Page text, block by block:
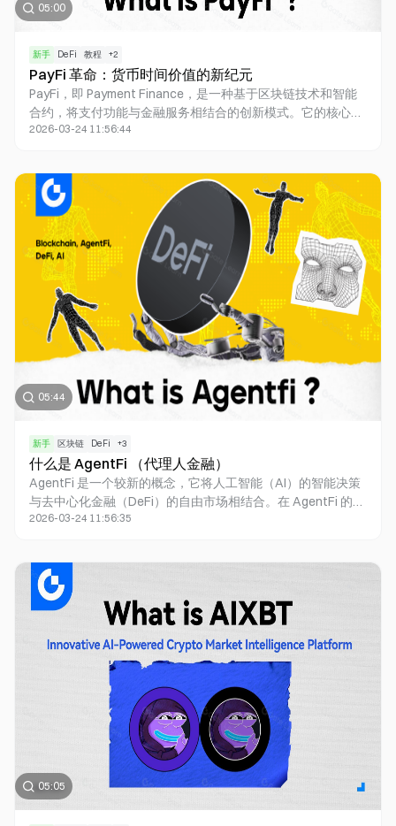
05:00
新手 DeFi 教程 +2
PayFi 革命：货币时间价值的新纪元
PayFi，即 Payment Finance，是一种基于区块链技术和智能
合约，将支付功能与金融服务相结合的创新模式。它的核心在
于利用区块链作为结算层，结合 Web3 支付与去中心化金融
对点电子现金支付网络，同时充分利用 DeFi 的优势，创造出
一个全新的金融市场。
2026-03-24 11:56:44
05:44
新手 区块链 DeFi +3
什么是 AgentFi （代理人金融）
AgentFi 是一个较新的概念，它将人工智能（AI）的智能决策
与去中心化金融（DeFi）的自由市场相结合。在 AgentFi 的世
界里，机器人不仅是简单的交易者，而是能够像基金经理一样
AgentFi 的复杂性在于，它涉及到动态决策、多步骤操作，以
及与其他代理和协议的交互。虽然目前AgentFi还属于新兴赛
道，随着AI的应用普及化，AgentFi 的未来将值得期待。
2026-03-24 11:56:35
05:05